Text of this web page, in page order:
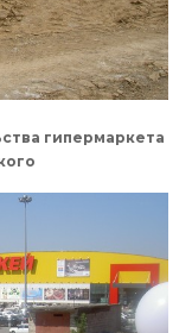
гипермаркета